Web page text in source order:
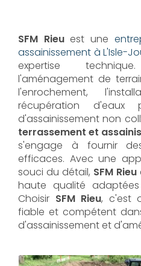
SFM Rieuest une
assainissement à L'Isle-
expertise
l'aménagement de
l'enrochement,
récupération
d'assainissement non
terrassement et
s'engage à fournir
efficaces. Avec une
souci du détail, SFM Rieu
haute qualité
Choisir SFM Rieu, c'est
fiable et compétent
d'assainissement et